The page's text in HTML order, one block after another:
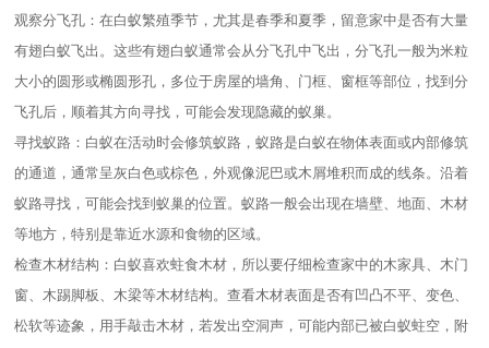
观察分飞孔：在白蚁繁殖季节，尤其是春季和夏季，留意家中是否有大量
有翅白蚁飞出。这些有翅白蚁通常会从分飞孔中飞出，分飞孔一般为米粒
大小的圆形或椭圆形孔，多位于房屋的墙角、门框、窗框等部位，找到分
飞孔后，顺着其方向寻找，可能会发现隐藏的蚁巢。
寻找蚁路：白蚁在活动时会修筑蚁路，蚁路是白蚁在物体表面或内部修筑
的通道，通常呈灰白色或棕色，外观像泥巴或木屑堆积而成的线条。沿着
蚁路寻找，可能会找到蚁巢的位置。蚁路一般会出现在墙壁、地面、木材
等地方，特别是靠近水源和食物的区域。
检查木材结构：白蚁喜欢蛀食木材，所以要仔细检查家中的木家具、木门
窗、木踢脚板、木梁等木材结构。查看木材表面是否有凹凸不平、变色、
松软等迹象，用手敲击木材，若发出空洞声，可能内部已被白蚁蛀空，附